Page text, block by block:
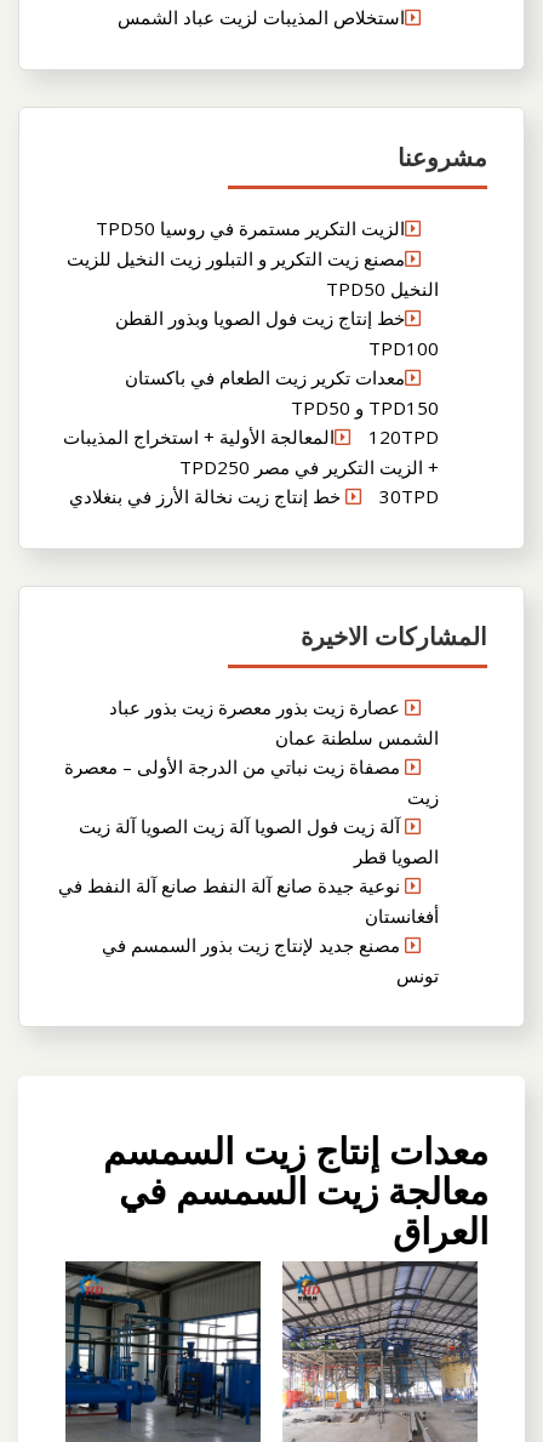
استخلاص المذيبات لزيت عباد الشمس
مشروعنا
الزيت التكرير مستمرة في روسيا TPD50
مصنع زيت التكرير و التبلور زيت النخيل للزيت
النخيل TPD50
خط إنتاج زيت فول الصويا وبذور القطن
TPD100
معدات تكرير زيت الطعام في باكستان
TPD150 و TPD50
120TPDالمعالجة الأولية + استخراج المذيبات
+ الزيت التكرير في مصر TPD250
30TPD خط إنتاج زيت نخالة الأرز في بنغلادي
المشاركات الاخيرة
عصارة زيت بذور معصرة زيت بذور عباد
الشمس سلطنة عمان
مصفاة زيت نباتي من الدرجة الأولى – معصرة
زيت
آلة زيت فول الصويا آلة زيت الصويا آلة زيت
الصويا قطر
نوعية جيدة صانع آلة النفط صانع آلة النفط في
أفغانستان
مصنع جديد لإنتاج زيت بذور السمسم في
تونس
معدات إنتاج زيت السمسم
معالجة زيت السمسم في
العراق